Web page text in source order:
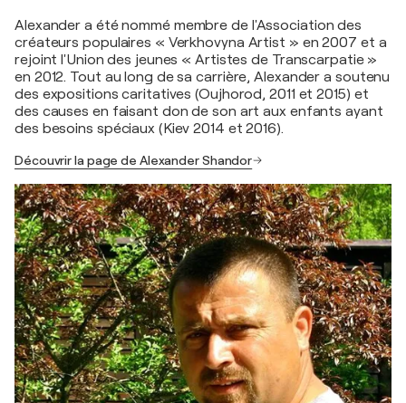
Alexander a été nommé membre de l'Association des
créateurs populaires « Verkhovyna Artist » en 2007 et a
rejoint l'Union des jeunes « Artistes de Transcarpatie »
en 2012. Tout au long de sa carrière, Alexander a soutenu
des expositions caritatives (Oujhorod, 2011 et 2015) et
des causes en faisant don de son art aux enfants ayant
des besoins spéciaux (Kiev 2014 et 2016).
Découvrir la page de Alexander Shandor